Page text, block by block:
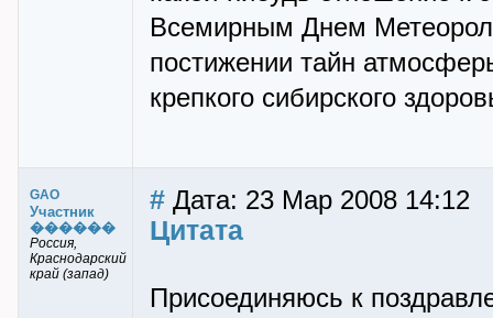
Всемирным Днем
постижении тайн
крепкого сибирского
GAO
Участник
������
Россия,
Краснодарский
край (запад)
# Дата: 23 Мар 2008 14:12
Цитата
Присоединяюсь к